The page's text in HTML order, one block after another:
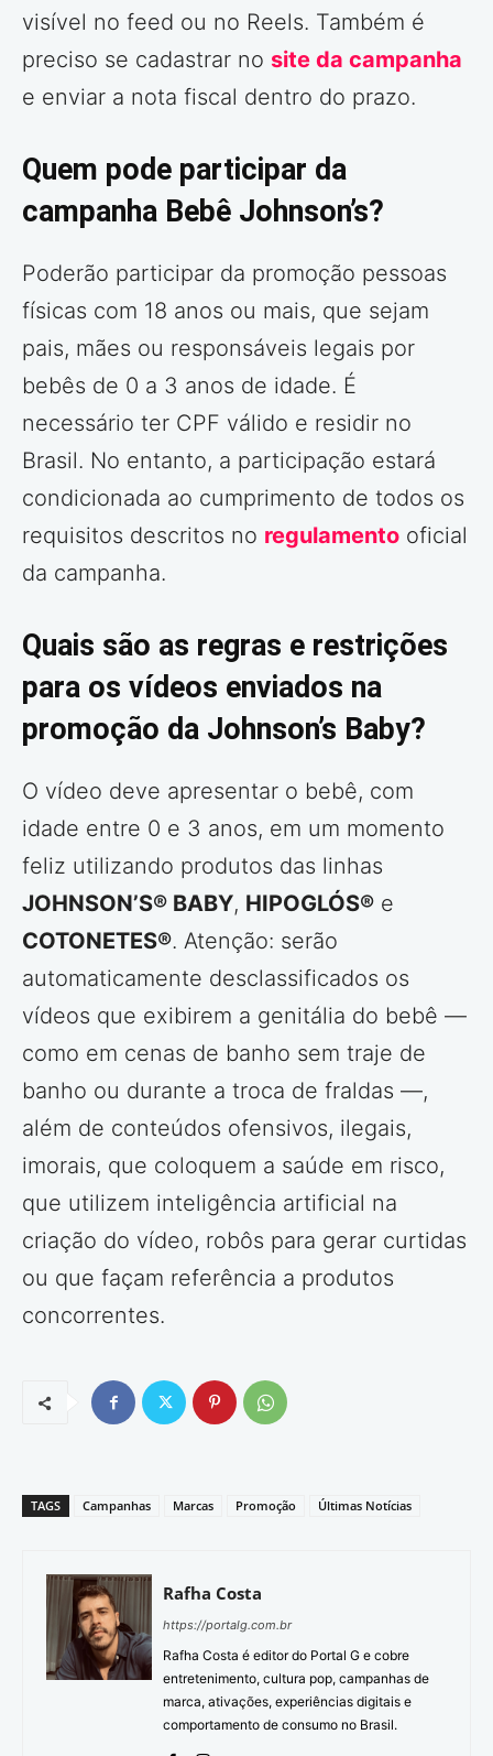
visível no feed ou no Reels. Também é
preciso se cadastrar no site da campanha
e enviar a nota fiscal dentro do prazo.
Quem pode participar da
campanha Bebê Johnson’s?
Poderão participar da promoção pessoas
físicas com 18 anos ou mais, que sejam
pais, mães ou responsáveis legais por
bebês de 0 a 3 anos de idade. É
necessário ter CPF válido e residir no
Brasil. No entanto, a participação estará
condicionada ao cumprimento de todos os
requisitos descritos no regulamento oficial
da campanha.
Quais são as regras e restrições
para os vídeos enviados na
promoção da Johnson’s Baby?
O vídeo deve apresentar o bebê, com
idade entre 0 e 3 anos, em um momento
feliz utilizando produtos das linhas
JOHNSON’S® BABY, HIPOGLÓS® e
COTONETES®. Atenção: serão
automaticamente desclassificados os
vídeos que exibirem a genitália do bebê —
como em cenas de banho sem traje de
banho ou durante a troca de fraldas —,
além de conteúdos ofensivos, ilegais,
imorais, que coloquem a saúde em risco,
que utilizem inteligência artificial na
criação do vídeo, robôs para gerar curtidas
ou que façam referência a produtos
concorrentes.
TAGS Campanhas Marcas Promoção Últimas Notícias
Rafha Costa
https://portalg.com.br
Rafha Costa é editor do Portal G e cobre
entretenimento, cultura pop, campanhas de
marca, ativações, experiências digitais e
comportamento de consumo no Brasil.